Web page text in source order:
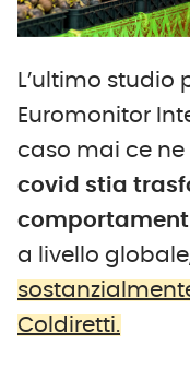
L’ultimo
Euromonitor
caso mai ce
covid stia
a livello
Coldiretti.